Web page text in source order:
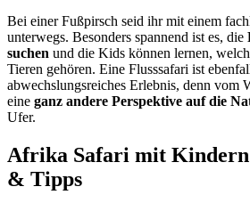
Bei einer Fußpirsch seid ihr mit einem
unterwegs. Besonders spannend ist es, die
suchen und die Kids können lernen,
Tieren gehören. Eine Flusssafari ist
abwechslungsreiches Erlebnis, denn vom
eine ganz andere Perspektive auf die
Ufer.
Afrika Safari mit
& Tipps